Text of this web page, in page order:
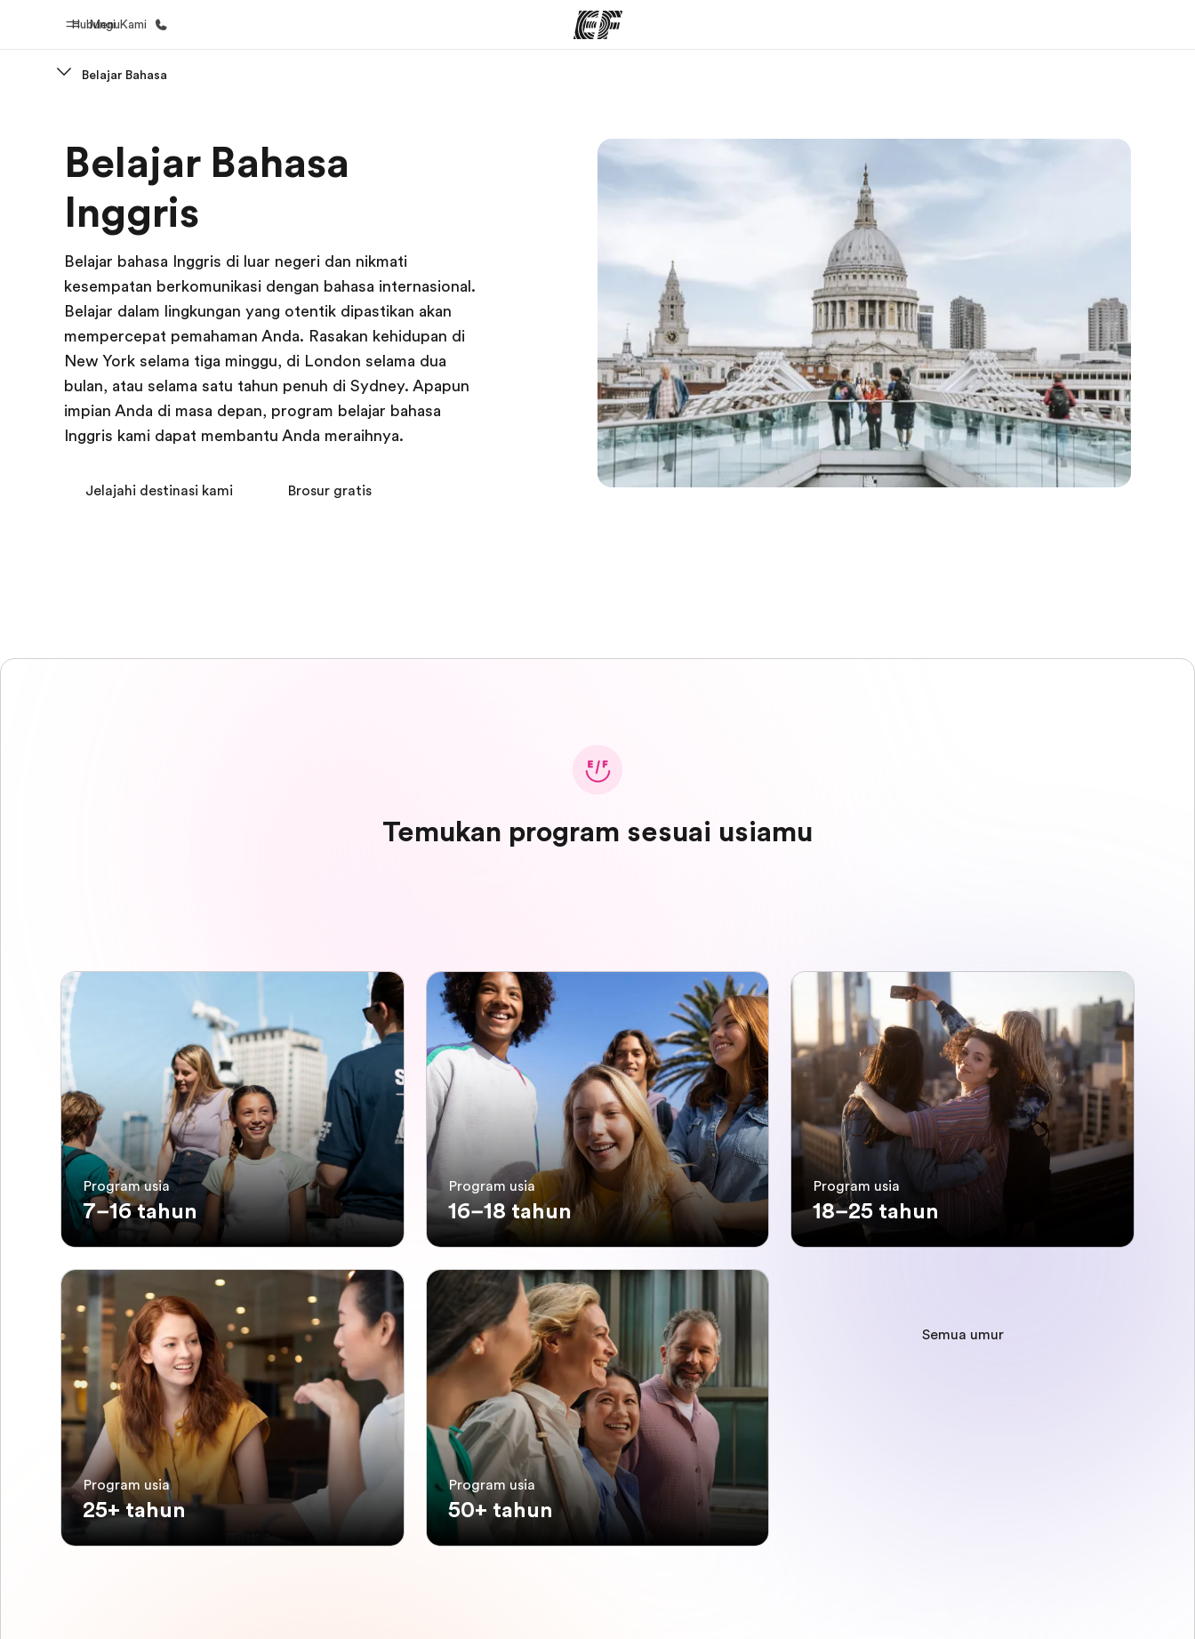
Menu
Hubungi Kami
Selamat datang di EF Lihat semua program Kantor terdekat
Belajar Bahasa
Belajar Bahasa
Inggris
Belajar bahasa Inggris di luar negeri dan nikmati
kesempatan berkomunikasi dengan bahasa internasional.
Belajar dalam lingkungan yang otentik dipastikan akan
mempercepat pemahaman Anda. Rasakan kehidupan di
New York selama tiga minggu, di London selama dua
bulan, atau selama satu tahun penuh di Sydney. Apapun
impian Anda di masa depan, program belajar bahasa
Inggris kami dapat membantu Anda meraihnya.
Jelajahi destinasi kami Brosur gratis
Temukan program sesuai usiamu
Program usia
7–16 tahun
Program usia
16–18 tahun
Program usia
18–25 tahun
Program usia
25+ tahun
Program usia
50+ tahun
Semua umur